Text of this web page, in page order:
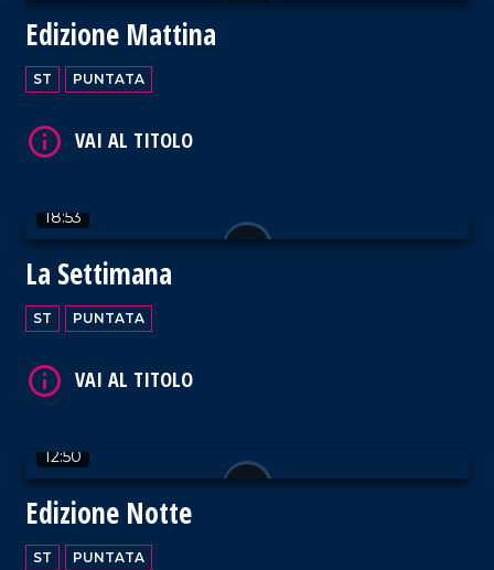
Edizione Mattina
ST PUNTATA
18:53
La Settimana
ST PUNTATA
12:50
Edizione Notte
ST PUNTATA